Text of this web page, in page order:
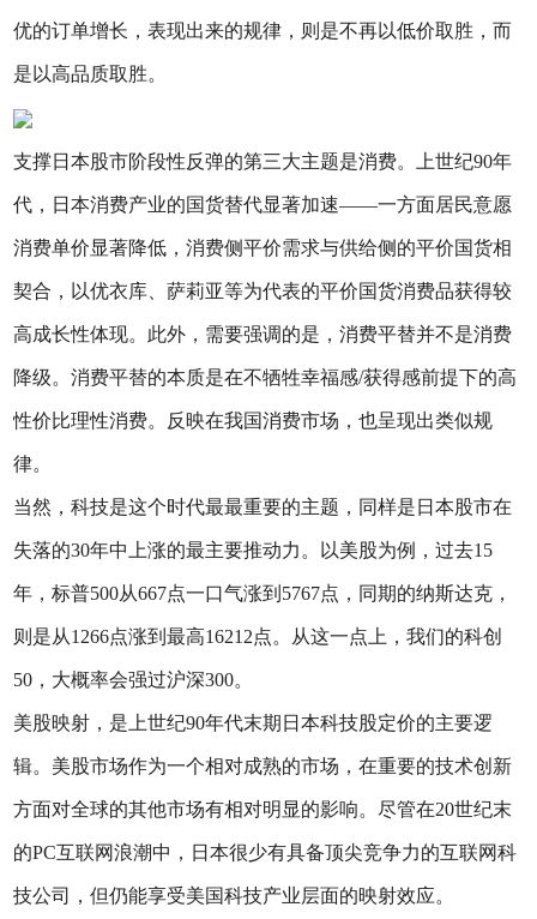
优的订单增长，表现出来的规律，则是不再以低价取胜，而
是以高品质取胜。
支撑日本股市阶段性反弹的第三大主题是消费。上世纪90年
代，日本消费产业的国货替代显著加速——一方面居民意愿
消费单价显著降低，消费侧平价需求与供给侧的平价国货相
契合，以优衣库、萨莉亚等为代表的平价国货消费品获得较
高成长性体现。此外，需要强调的是，消费平替并不是消费
降级。消费平替的本质是在不牺牲幸福感/获得感前提下的高
性价比理性消费。反映在我国消费市场，也呈现出类似规
律。
当然，科技是这个时代最最重要的主题，同样是日本股市在
失落的30年中上涨的最主要推动力。以美股为例，过去15
年，标普500从667点一口气涨到5767点，同期的纳斯达克，
则是从1266点涨到最高16212点。从这一点上，我们的科创
50，大概率会强过沪深300。
美股映射，是上世纪90年代末期日本科技股定价的主要逻
辑。美股市场作为一个相对成熟的市场，在重要的技术创新
方面对全球的其他市场有相对明显的影响。尽管在20世纪末
的PC互联网浪潮中，日本很少有具备顶尖竞争力的互联网科
技公司，但仍能享受美国科技产业层面的映射效应。